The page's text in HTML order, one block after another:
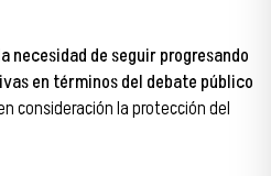
necesidad de seguir progresando
en términos del debate público
consideración la protección del